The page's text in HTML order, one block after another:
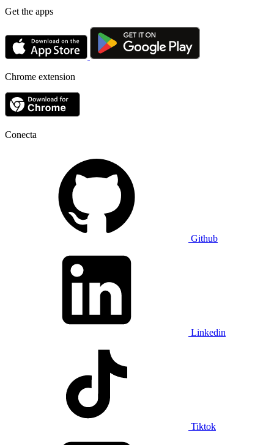
Get the apps
Chrome extension
Conecta
Github
Linkedin
Tiktok